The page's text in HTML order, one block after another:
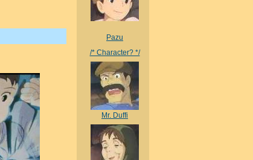
Pazu
/* Character? */
Mr. Duffi